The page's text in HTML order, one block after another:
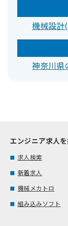
機械設計
神奈川県
エンジニア求人
求人検索
新着求人
機械メカトロ
組み込みソフト